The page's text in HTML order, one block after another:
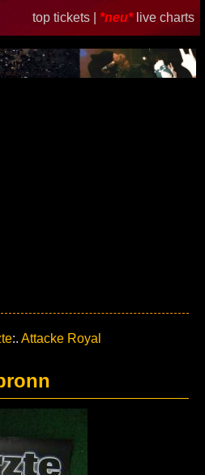
top tickets | *neu* live charts
:. Attacke Royal